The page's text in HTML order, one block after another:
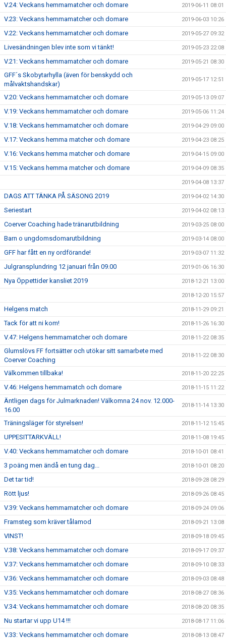
V.24: Veckans hemmamatcher och domare 2019-06-11 08:01
V.23: Veckans hemmamatcher och domare 2019-06-03 10:26
V.22: Veckans hemmamatcher och domare 2019-05-27 09:32
Livesändningen blev inte som vi tänkt! 2019-05-23 22:08
V.21: Veckans hemmamatcher och domare 2019-05-21 08:30
GFF´s Skobytarhylla (även för benskydd och
målvaktshandskar)
2019-05-17 12:51
V.20: Veckans hemmamatcher och domare 2019-05-13 09:07
V.19: Veckans hemmamatcher och domare 2019-05-06 11:24
V.18: Veckans hemmamatcher och domare 2019-04-29 09:00
V.17: Veckans hemma matcher och domare 2019-04-23 08:25
V.16: Veckans hemma matcher och domare 2019-04-15 09:00
V.15: Veckans hemma matcher och domare 2019-04-09 08:35
2019-04-08 13:37
DAGS ATT TÄNKA PÅ SÄSONG 2019 2019-04-02 14:30
Seriestart 2019-04-02 08:13
Coerver Coaching hade tränarutbildning 2019-03-25 08:00
Barn o ungdomsdomarutbildning 2019-03-14 08:00
GFF har fått en ny ordförande! 2019-03-07 11:32
Julgransplundring 12 januari från 09.00 2019-01-06 16:30
Nya Öppettider kansliet 2019 2018-12-21 13:00
2018-12-20 15:57
Helgens match 2018-11-29 09:21
Tack för att ni kom! 2018-11-26 16:30
V.47: Helgens hemmamatcher och domare 2018-11-22 08:35
Glumslövs FF fortsätter och utökar sitt samarbete med
Coerver Coaching
2018-11-22 08:30
Välkommen tillbaka! 2018-11-20 22:25
V.46: Helgens hemmamatch och domare 2018-11-15 11:22
Äntligen dags för Julmarknaden! Välkomna 24 nov. 12.000-
16.00
2018-11-14 13:30
Träningsläger för styrelsen! 2018-11-12 15:45
UPPESITTARKVÄLL! 2018-11-08 19:45
V.40: Veckans hemmamatcher och domare 2018-10-01 08:41
3 poäng men ändå en tung dag... 2018-10-01 08:20
Det tar tid! 2018-09-28 08:29
Rött ljus! 2018-09-26 08:45
V.39: Veckans hemmamatcher och domare 2018-09-24 09:06
Framsteg som kräver tålamod 2018-09-21 13:08
VINST! 2018-09-18 09:45
V.38: Veckans hemmamatcher och domare 2018-09-17 09:37
V.37: Veckans hemmamatcher och domare 2018-09-10 08:33
V.36: Veckans hemmamatcher och domare 2018-09-03 08:48
V.35: Veckans hemmamatcher och domare 2018-08-27 08:36
V.34: Veckans hemmamatcher och domare 2018-08-20 08:35
Nu startar vi upp U14 !!! 2018-08-17 11:06
V.33: Veckans hemmamatcher och domare 2018-08-13 08:47